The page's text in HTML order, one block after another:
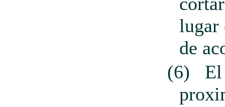
lugar
de
(6)